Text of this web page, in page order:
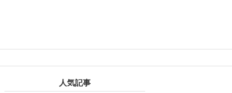
人気記事